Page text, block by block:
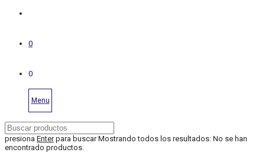
0
0
Menu
presiona Enterpara buscar Mostrando todos los resultados: No se han
encontrado productos.